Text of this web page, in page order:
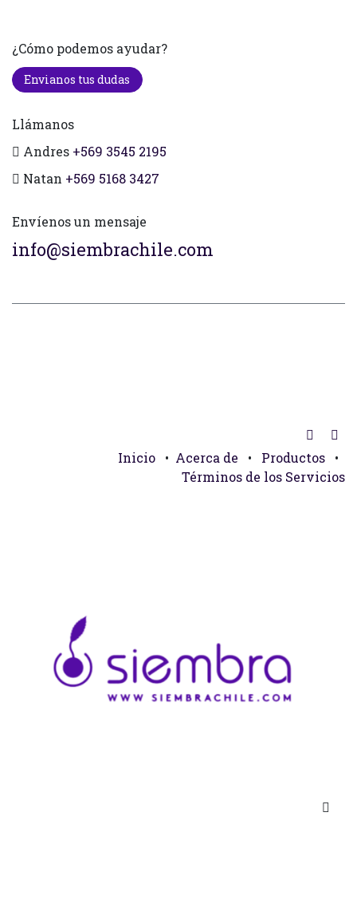
¿Cómo podemos ayudar?
Envianos tus dudas
Llámanos
Andres +569 3545 2195
Natan +569 5168 3427
Envíenos un mensaje
info@siembrachile.com
Inicio • Acerca de • Productos
•
Términos de los Servicios